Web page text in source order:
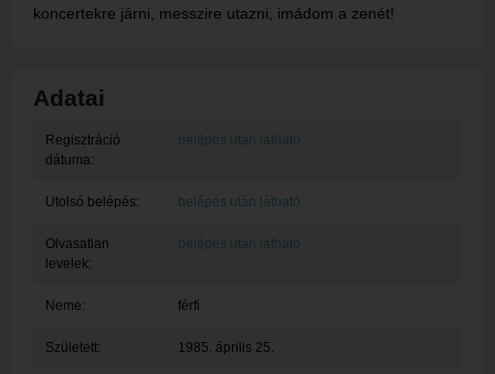
koncertekre járni, messzire utazni, imádom a zenét!
Adatai
Regisztráció
dátuma:
belépés után látható
Utolsó belépés: belépés után látható
Olvasatlan
levelek:
belépés után látható
Neme: férfi
Született: 1985. április 25.